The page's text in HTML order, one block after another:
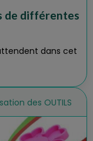
de différentes
dans cet
des OUTILS